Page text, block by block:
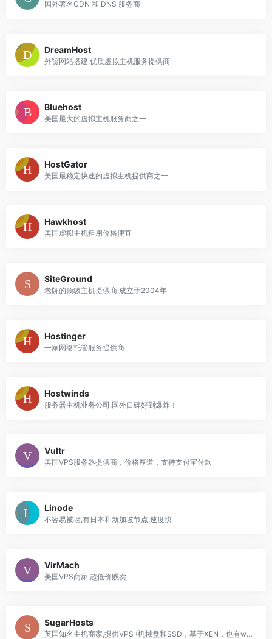
国外著名CDN 和 DNS 服务商
DreamHost
外贸网站搭建,优质虚拟主机服务提供商
Bluehost
美国最大的虚拟主机服务商之一
HostGator
美国最稳定快速的虚拟主机提供商之一
Hawkhost
美国虚拟主机租用价格便宜
SiteGround
老牌的顶级主机提供商,成立于2004年
Hostinger
一家网络托管服务提供商
Hostwinds
服务器主机业务公司,国外口碑好到爆炸！
Vultr
美国VPS服务器提供商，价格厚道，支持支付宝付款
Linode
不容易被墙,有日本和新加坡节点,速度快
VirMach
美国VPS商家,超低价贱卖
SugarHosts
英国知名主机商家,提供VPS (机械盘和SSD，基于XEN，也有windows)